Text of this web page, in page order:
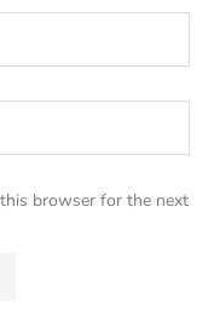
browser for the next